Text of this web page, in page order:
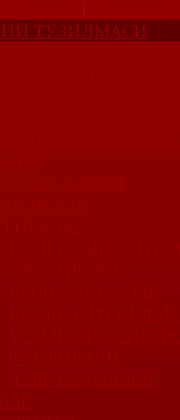
ТУЗИЛМАСИ